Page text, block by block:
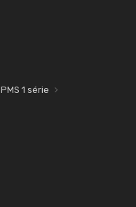
PMS 1 série